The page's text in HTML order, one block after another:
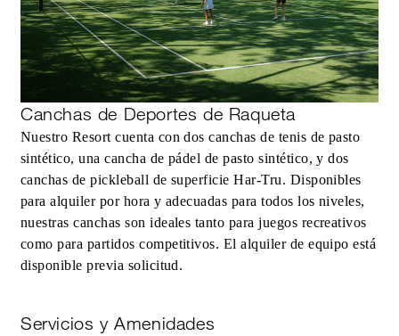
Canchas de Deportes de Raqueta
Nuestro Resort cuenta con dos canchas de tenis de pasto
sintético, una cancha de pádel de pasto sintético, y dos
canchas de pickleball de superficie Har-Tru. Disponibles
para alquiler por hora y adecuadas para todos los niveles,
nuestras canchas son ideales tanto para juegos recreativos
como para partidos competitivos. El alquiler de equipo está
disponible previa solicitud.
Servicios y Amenidades